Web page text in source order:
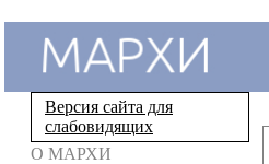
Версия сайта для
слабовидящих
О МАРХИ